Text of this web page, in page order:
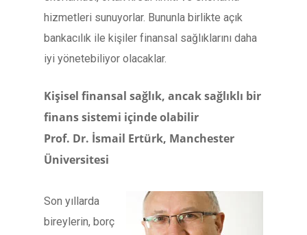
hizmetleri sunuyorlar. Bununla birlikte açık
bankacılık ile kişiler finansal sağlıklarını daha
iyi yönetebiliyor olacaklar.
Kişisel finansal sağlık, ancak sağlıklı bir
finans sistemi içinde olabilir
Prof. Dr. İsmail Ertürk, Manchester
Üniversitesi
Son yıllarda
bireylerin, borç